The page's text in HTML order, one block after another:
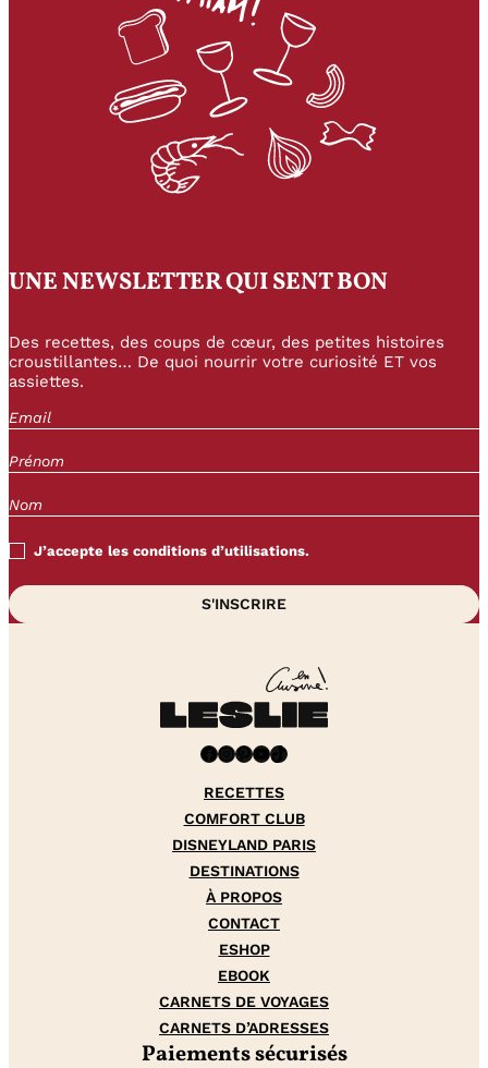
UNE NEWSLETTER QUI SENT BON
Des recettes, des coups de cœur, des petites histoires
croustillantes… De quoi nourrir votre curiosité ET vos
assiettes.
J’accepte les conditions d’utilisations.
Facebook InstagramPinterest YouTube TikTok
RECETTES
COMFORT CLUB
DISNEYLAND PARIS
DESTINATIONS
À PROPOS
CONTACT
ESHOP
EBOOK
CARNETS DE VOYAGES
CARNETS D’ADRESSES
Paiements sécurisés